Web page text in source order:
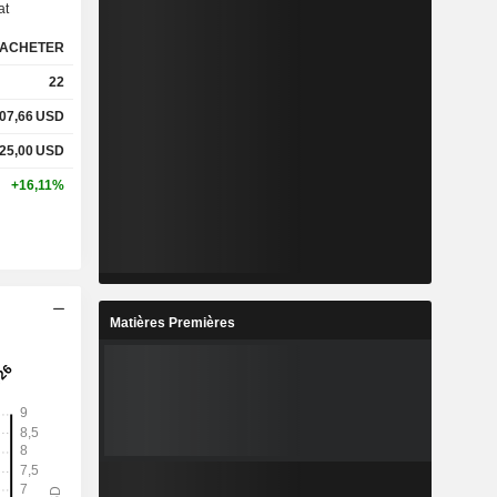
2,42%
ACHETER
22
USD
USD
+16,11%
Matières Premières